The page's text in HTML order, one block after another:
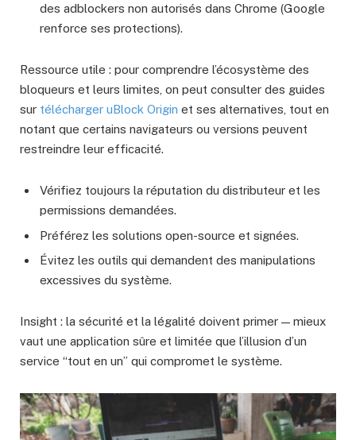
des adblockers non autorisés dans Chrome (Google
renforce ses protections).
Ressource utile : pour comprendre l’écosystème des
bloqueurs et leurs limites, on peut consulter des guides
sur télécharger uBlock Origin et ses alternatives, tout en
notant que certains navigateurs ou versions peuvent
restreindre leur efficacité.
Vérifiez toujours la réputation du distributeur et les
permissions demandées.
Préférez les solutions open-source et signées.
Évitez les outils qui demandent des manipulations
excessives du système.
Insight : la sécurité et la légalité doivent primer — mieux
vaut une application sûre et limitée que l’illusion d’un
service “tout en un” qui compromet le système.